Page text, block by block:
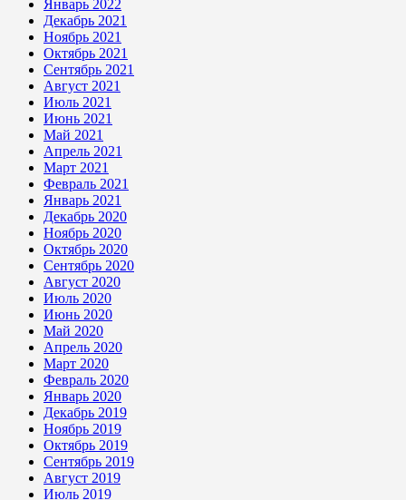
Январь 2022
Декабрь 2021
Ноябрь 2021
Октябрь 2021
Сентябрь 2021
Август 2021
Июль 2021
Июнь 2021
Май 2021
Апрель 2021
Март 2021
Февраль 2021
Январь 2021
Декабрь 2020
Ноябрь 2020
Октябрь 2020
Сентябрь 2020
Август 2020
Июль 2020
Июнь 2020
Май 2020
Апрель 2020
Март 2020
Февраль 2020
Январь 2020
Декабрь 2019
Ноябрь 2019
Октябрь 2019
Сентябрь 2019
Август 2019
Июль 2019